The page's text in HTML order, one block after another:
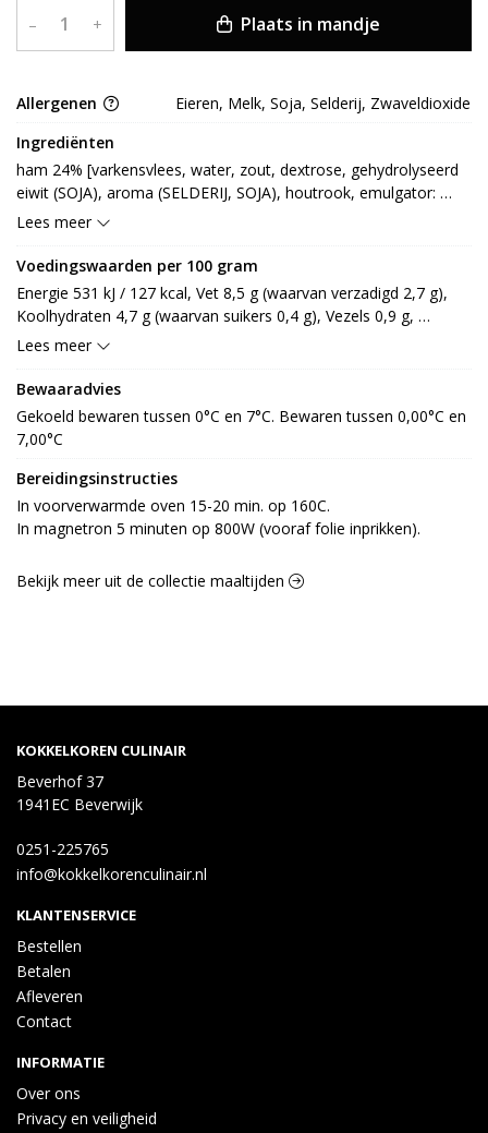
– + Plaats in mandje
Allergenen
Eieren, Melk, Soja, Selderij, Zwaveldioxide
Ingrediënten
ham 24% [varkensvlees, water, zout, dextrose, gehydrolyseerd
eiwit (SOJA), aroma (SELDERIJ, SOJA), houtrook, emulgator:
E339, E451, stabilisator: E452, smaakversterker: E621,
conserveermiddel: E252, voedingszuur: E325], asperge 24%
[asperge, water, zout, voedingszuur: E330, antioxidant: E223
SULFIET, E300], aardappel 24% [aardappel 97%, raapzaadolie,
zout, ui, aroma, aroma (rook), specerij, stabilisator: E450], EI
15% [EI, water, zout, voedingszuur: E330, conserveermiddel:
EIgeel, MELKpoeder (LACTOSE), zout, suiker, aroma [MELK,
knolSELDERIJ], dextrose, voedingszuur: E270, verdikkingsmiddel:
E410, E412, E415]
Lees meer
Voedingswaarden per 100 gram
Energie 531 kJ / 127 kcal, Vet 8,5 g (waarvan verzadigd 2,7 g),
Koolhydraten 4,7 g (waarvan suikers 0,4 g), Vezels 0,9 g,
Eiwitten 7,6 g, Zout 0,8 g.
Lees meer
Bewaaradvies
Gekoeld bewaren tussen 0°C en 7°C. Bewaren tussen 0,00°C en
7,00°C
Bereidingsinstructies
In voorverwarmde oven 15-20 min. op 160C.
In magnetron 5 minuten op 800W (vooraf folie inprikken).
Bekijk meer uit de collectie maaltijden
KOKKELKOREN CULINAIR
Beverhof 37
1941EC Beverwijk
0251-225765
info@kokkelkorenculinair.nl
KLANTENSERVICE
Bestellen
Betalen
Afleveren
Contact
INFORMATIE
Over ons
Privacy en veiligheid